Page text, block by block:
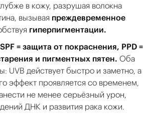
в кожу, разрушая волокна
вызывая преждевременное
гиперпигментации.
SPF = защита от покраснения, PPD =
и пигментных пятен. Оба
UVB действует быстро и заметно, а
эффект проявляется со временем,
не менее серьёзный урон,
ДНК и развития рака кожи.